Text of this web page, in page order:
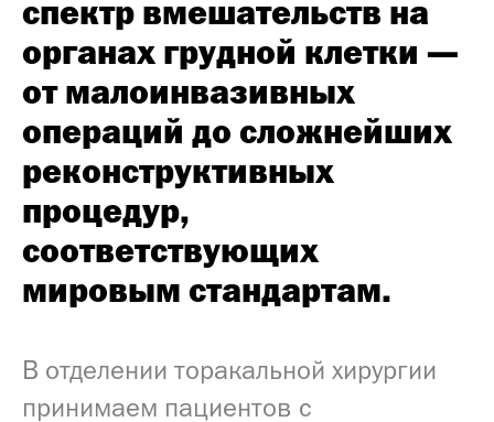
спектр вмешательств на
органах грудной клетки —
от малоинвазивных
операций до сложнейших
реконструктивных
процедур,
соответствующих
мировым стандартам.
В отделении торакальной хирургии
принимаем пациентов с